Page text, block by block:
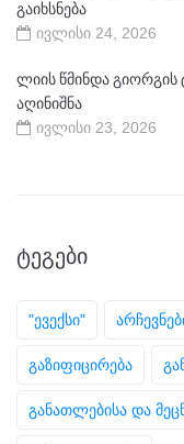
გაიხსნება
ივლისი 24, 2026
ლიის წმინდა გიორგის
აღინიშნა
ივლისი 23, 2026
ᲢᲔᲒᲔᲑᲘ
"ევექსი"
გაზიფიცირება
განათლებისა და